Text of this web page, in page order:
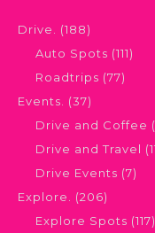
Drive. (188)
Auto Spots (111)
Roadtrips (77)
Events. (37)
Drive and Coffee
Drive and Travel
Drive Events (7)
Explore. (206)
Explore Spots (117)